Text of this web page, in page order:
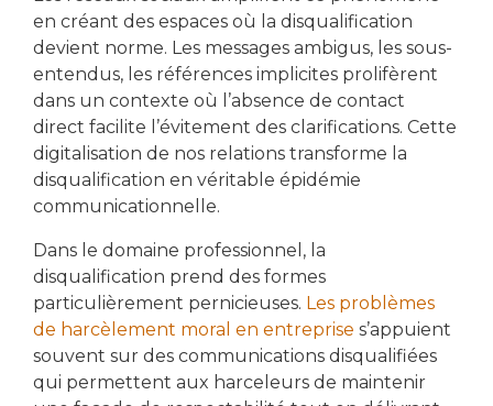
en créant des espaces où la disqualification
devient norme. Les messages ambigus, les sous-
entendus, les références implicites prolifèrent
dans un contexte où l’absence de contact
direct facilite l’évitement des clarifications. Cette
digitalisation de nos relations transforme la
disqualification en véritable épidémie
communicationnelle.
Dans le domaine professionnel, la
disqualification prend des formes
particulièrement pernicieuses. Les problèmes
de harcèlement moral en entreprise s’appuient
souvent sur des communications disqualifiées
qui permettent aux harceleurs de maintenir